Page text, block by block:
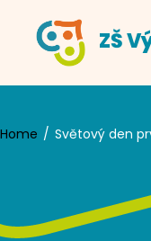
content
ZŠ
Home Světový den